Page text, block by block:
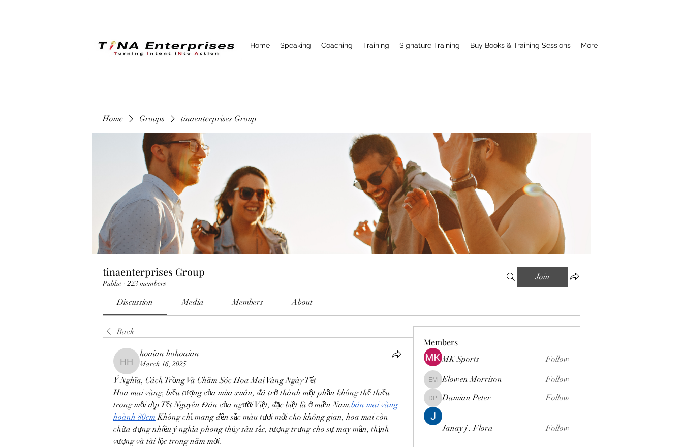
Home Speaking Coaching Training Signature Training Buy Books & Training Sessions More
Home Groups tinaenterprises Group
tinaenterprises Group
Public · 223 members
Join
Discussion Media Members About
Back
hoaian hohoaian
hoaian hohoaian
March 16, 2025
Ý Nghĩa, Cách Trồng Và Chăm Sóc Hoa Mai Vàng Ngày Tết
Hoa mai vàng, biểu tượng của mùa xuân, đã trở thành một phần không thể thiếu
trong mỗi dịp Tết Nguyên Đán của người Việt, đặc biệt là ở miền Nam.bán mai vàng
hoành 80cm Không chỉ mang đến sắc màu tươi mới cho không gian, hoa mai còn
chứa đựng nhiều ý nghĩa phong thủy sâu sắc, tượng trưng cho sự may mắn, thịnh
vượng và tài lộc trong năm mới.
Members
MK Sports Follow
Elowen Morrison
Elowen Morrison Follow
Damian Peter
Damian Peter Follow
Janay j . Flora Follow